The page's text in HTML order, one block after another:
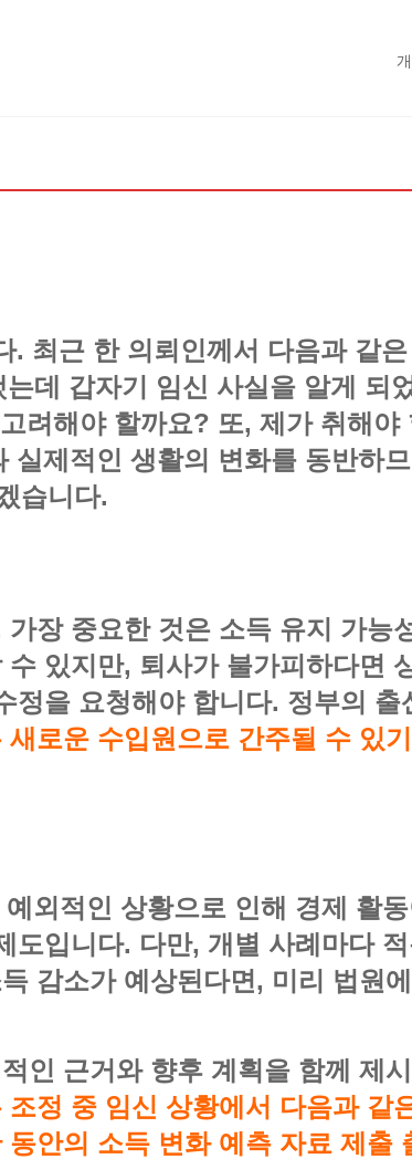
. 최근 한 의뢰인께서 다음과 같
데 갑자기 임신 사실을 알게 되
려해야 할까요? 또, 제가 취해야
제적인 생활의 변화를 동반하
습니다.
장 중요한 것은 소득 유지 가능
있지만, 퇴사가 불가피하다면
정을 요청해야 합니다. 정부의 출
새로운 수입원으로 간주될 수 있
외적인 상황으로 인해 경제 활
도입니다. 다만, 개별 사례마다
감소가 예상된다면, 미리 법원
인 근거와 향후 계획을 함께 제
조정 중 임신 상황에서 다음과 같
안의 소득 변화 예측 자료 제출